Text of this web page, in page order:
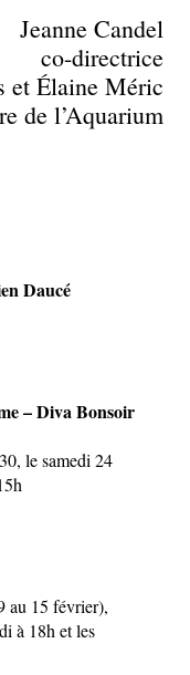
Jeanne Candel
co-directrice
et Élaine Méric
de l’Aquarium
Daucé
– Diva Bonsoir
le samedi 24
au 15 février),
à 18h et les